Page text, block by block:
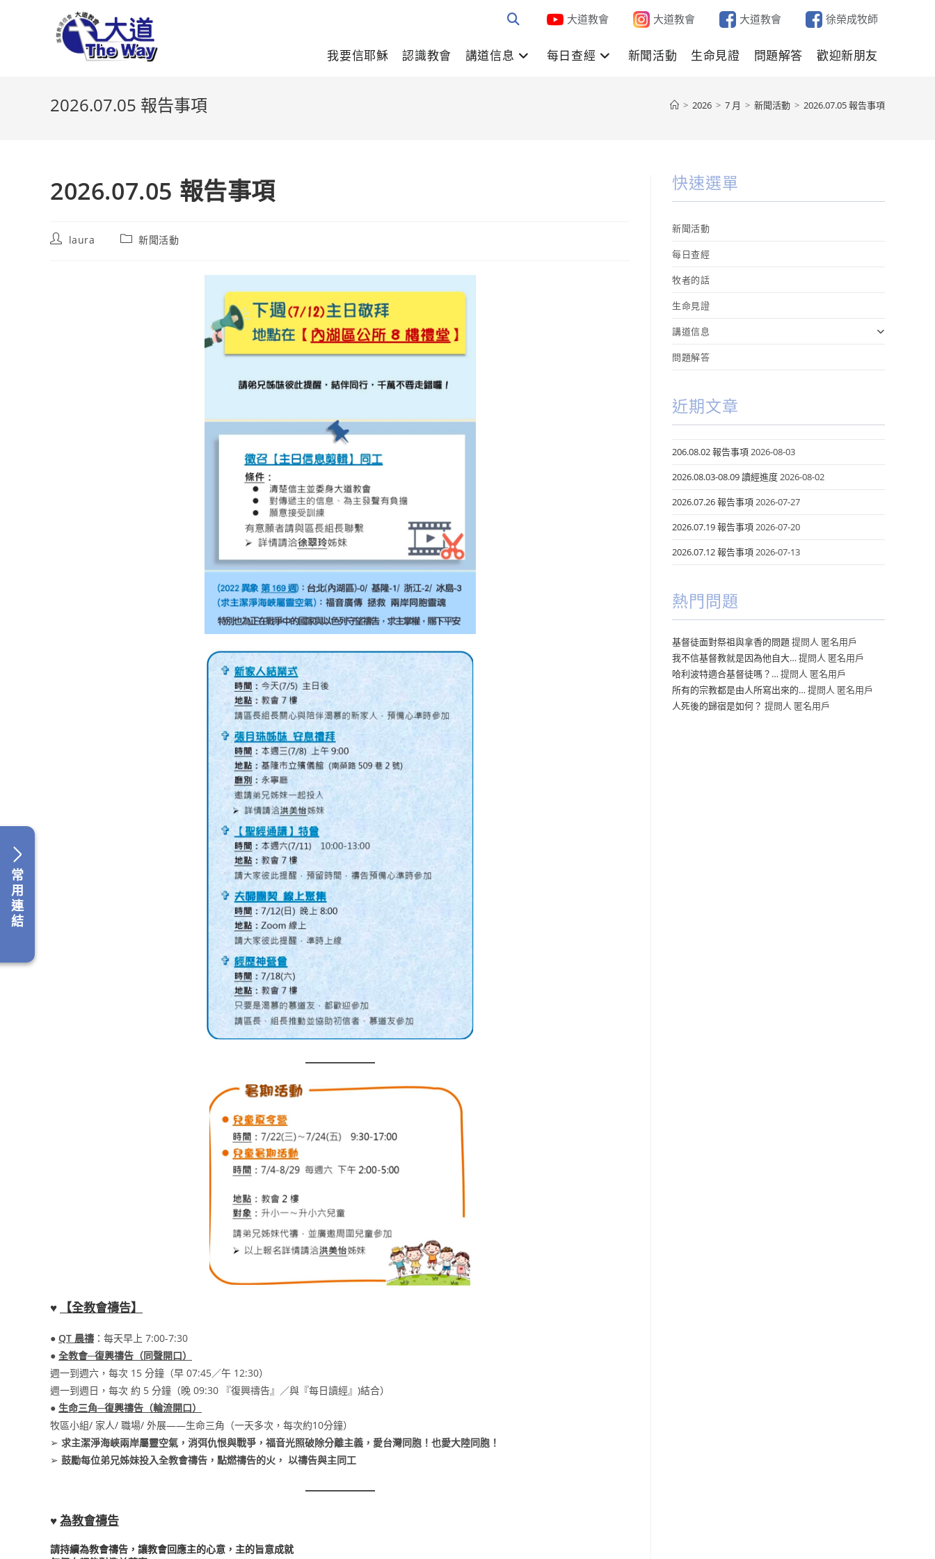
大道教會 大道教會 大道教會 徐榮成牧師
我要信耶穌 認識教會 講道信息 每日查經 新聞活動 生命見證 問題解答 歡迎新朋友
2026.07.05 報告事項 > 2026 > 7 月 > 新聞活動 > 2026.07.05 報告事項
2026.07.05 報告事項
Postlaura
Post新聞活動
♥ 【全教會禱告】
● QT 晨禱 ：每天早上 7:00-7:30
● 全教會─復興禱告（同聲開口）
週一到週六，每次 15 分鐘（早 07:45／午 12:30）
週一到週日，每次 約 5 分鐘（晚 09:30 『復興禱告』／與『每日讀經』)結合）
● 生命三角─復興禱告（輪流開口）
牧區小組/ 家人/ 職場/ 外展——生命三角（一天多次，每次約10分鐘）
➢ 求主潔淨海峽兩岸屬靈空氣，消弭仇恨與戰爭，福音光照破除分離主義，愛台灣同胞！也愛大陸同胞！
➢ 鼓勵每位弟兄姊妹投入全教會禱告， 點燃禱告的火， 以禱告與主同工
♥為教會禱告
請持續為教會禱告，讓教會回應主的心意，主的旨意成就
快速選單
新聞活動
每日查經
牧者的話
生命見證
講道信息
問題解答
近期文章
206.08.02 報告事項2026-08-03
2026.08.03-08.09 讀經進度2026-08-02
2026.07.26 報告事項2026-07-27
2026.07.19 報告事項2026-07-20
2026.07.12 報告事項2026-07-13
熱門問題
基督徒面對祭祖與拿香的問題提問人 匿名用戶
我不信基督教就是因為他自大… 提問人 匿名用戶
哈利波特適合基督徒嗎？… 提問人 匿名用戶
所有的宗教都是由人所寫出來的… 提問人 匿名用戶
人死後的歸宿是如何？ 提問人 匿名用戶
常
用
連
結